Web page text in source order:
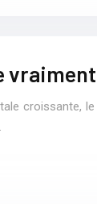
croissante,